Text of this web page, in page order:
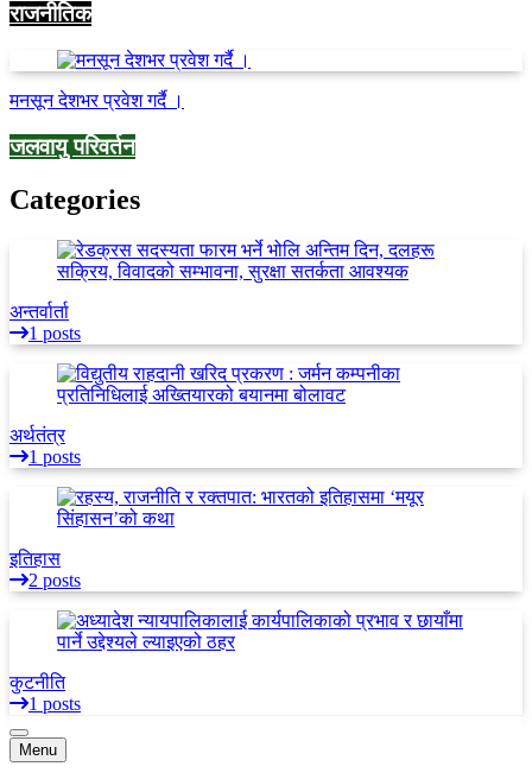
राजनीतिक
मनसून देशभर प्रवेश गर्दै ।
जलवायु परिवर्तन
Categories
अन्तर्वार्ता
1 posts
अर्थतंत्र
1 posts
इतिहास
2 posts
कुटनीति
1 posts
Menu